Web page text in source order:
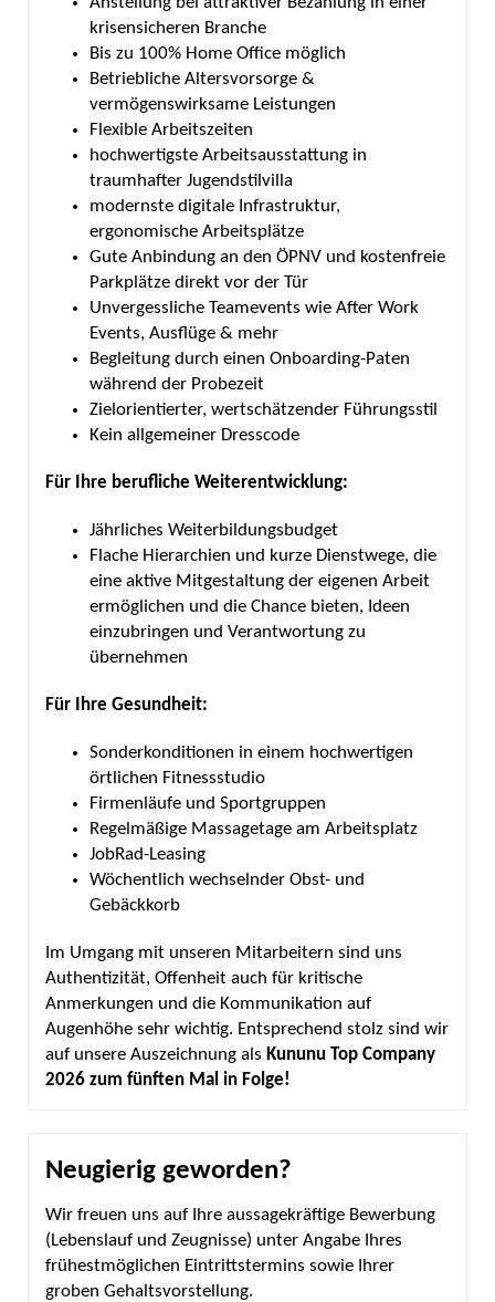
krisensicheren Branche
Bis zu 100% Home Office möglich
Betriebliche Altersvorsorge &
vermögenswirksame Leistungen
Flexible Arbeitszeiten
hochwertigste Arbeitsausstattung in
traumhafter Jugendstilvilla
modernste digitale Infrastruktur,
ergonomische Arbeitsplätze
Gute Anbindung an den ÖPNV und kostenfreie
Parkplätze direkt vor der Tür
Unvergessliche Teamevents wie After Work
Events, Ausflüge & mehr
Begleitung durch einen Onboarding-Paten
während der Probezeit
Zielorientierter, wertschätzender Führungsstil
Kein allgemeiner Dresscode
Für Ihre berufliche Weiterentwicklung:
Jährliches Weiterbildungsbudget
Flache Hierarchien und kurze Dienstwege, die
eine aktive Mitgestaltung der eigenen Arbeit
ermöglichen und die Chance bieten, Ideen
einzubringen und Verantwortung zu
übernehmen
Für Ihre Gesundheit:
Sonderkonditionen in einem hochwertigen
örtlichen Fitnessstudio
Firmenläufe und Sportgruppen
Regelmäßige Massagetage am Arbeitsplatz
JobRad-Leasing
Wöchentlich wechselnder Obst- und
Gebäckkorb
Im Umgang mit unseren Mitarbeitern sind uns
Authentizität, Offenheit auch für kritische
Anmerkungen und die Kommunikation auf
Augenhöhe sehr wichtig. Entsprechend stolz sind wir
auf unsere Auszeichnung als Kununu Top Company
2026 zum fünften Mal in Folge!
Neugierig geworden?
Wir freuen uns auf Ihre aussagekräftige Bewerbung
(Lebenslauf und Zeugnisse) unter Angabe Ihres
frühestmöglichen Eintrittstermins sowie Ihrer
groben Gehaltsvorstellung.